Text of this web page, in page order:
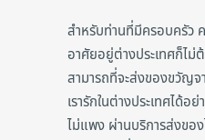
สำหรับท่านที่มีครอบครัว
อาศัยอยู่ต่างประเทศก็ไม่ต้
สามารถที่จะส่งของขวัญจ
เรารักในต่างประเทศได้อ
ไม่แพง ผ่านบริการส่งขอ